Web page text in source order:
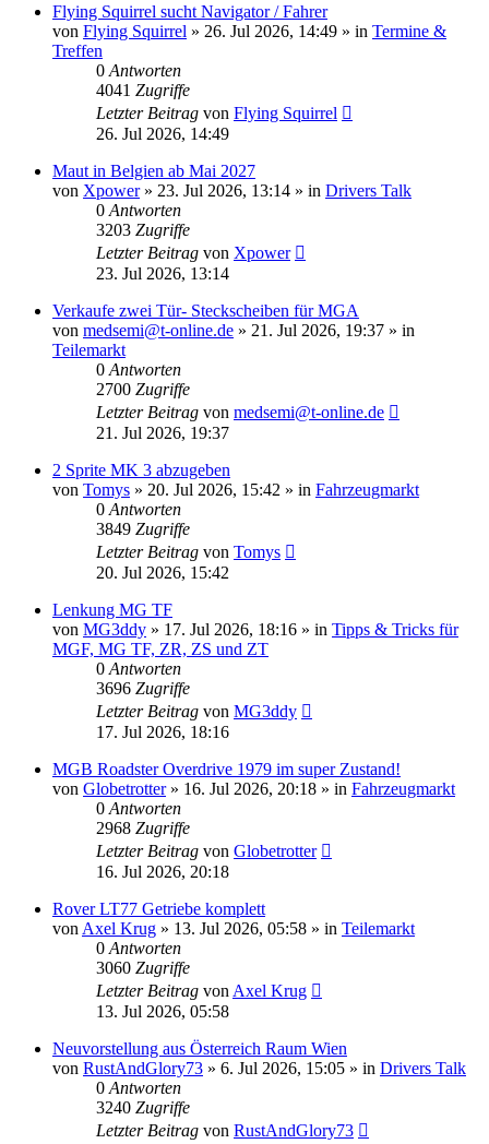
Flying Squirrel sucht Navigator / Fahrer
von Flying Squirrel » 26. Jul 2026, 14:49 » in Termine &
Treffen
0 Antworten
4041 Zugriffe
Letzter Beitrag von Flying Squirrel
26. Jul 2026, 14:49
Maut in Belgien ab Mai 2027
von Xpower» 23. Jul 2026, 13:14 » in Drivers Talk
0 Antworten
3203 Zugriffe
Letzter Beitrag von Xpower
23. Jul 2026, 13:14
Verkaufe zwei Tür- Steckscheiben für MGA
von medsemi@t-online.de » 21. Jul 2026, 19:37 » in
Teilemarkt
0 Antworten
2700 Zugriffe
Letzter Beitrag von medsemi@t-online.de
21. Jul 2026, 19:37
2 Sprite MK 3 abzugeben
von Tomys » 20. Jul 2026, 15:42 » in Fahrzeugmarkt
0 Antworten
3849 Zugriffe
Letzter Beitrag von Tomys
20. Jul 2026, 15:42
Lenkung MG TF
von MG3ddy » 17. Jul 2026, 18:16 » in Tipps & Tricks für
MGF, MG TF, ZR, ZS und ZT
0 Antworten
3696 Zugriffe
Letzter Beitrag von MG3ddy
17. Jul 2026, 18:16
MGB Roadster Overdrive 1979 im super Zustand!
von Globetrotter» 16. Jul 2026, 20:18 » in Fahrzeugmarkt
0 Antworten
2968 Zugriffe
Letzter Beitrag von Globetrotter
16. Jul 2026, 20:18
Rover LT77 Getriebe komplett
von Axel Krug » 13. Jul 2026, 05:58 » in Teilemarkt
0 Antworten
3060 Zugriffe
Letzter Beitrag von Axel Krug
13. Jul 2026, 05:58
Neuvorstellung aus Österreich Raum Wien
von RustAndGlory73 » 6. Jul 2026, 15:05 » in Drivers Talk
0 Antworten
3240 Zugriffe
Letzter Beitrag von RustAndGlory73